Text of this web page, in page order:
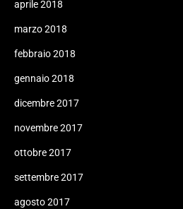
aprile 2018
marzo 2018
febbraio 2018
gennaio 2018
dicembre 2017
novembre 2017
ottobre 2017
settembre 2017
agosto 2017